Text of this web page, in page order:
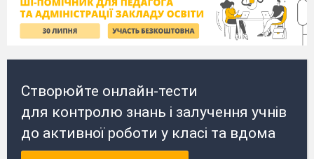
Створюйте онлайн-тести
для контролю знань і залучення учнів
до активної роботи у класі та вдома